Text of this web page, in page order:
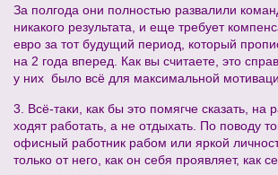
За полгода они полностью развалили
никакого результата, и еще требует
евро за тот будущий период, который
на 2 года вперед. Как вы считаете, это
у них было всё для максимальной
3. Всё-таки, как бы это помягче сказать, на
ходят работать, а не отдыхать. По поводу
офисный работник рабом или яркой
только от него, как он себя проявляет, как